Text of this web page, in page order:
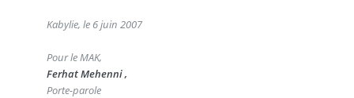
Kabylie, le 6 juin 2007
Pour le MAK,
Ferhat Mehenni ,
Porte-parole